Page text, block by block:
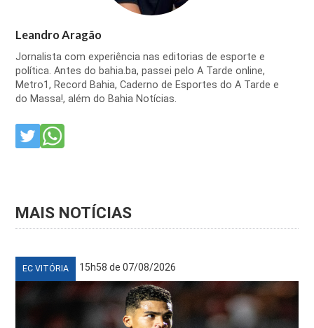
Leandro Aragão
Jornalista com experiência nas editorias de esporte e
política. Antes do bahia.ba, passei pelo A Tarde online,
Metro1, Record Bahia, Caderno de Esportes do A Tarde e
do Massa!, além do Bahia Notícias.
MAIS NOTÍCIAS
EC VITÓRIA 15h58 de 07/08/2026